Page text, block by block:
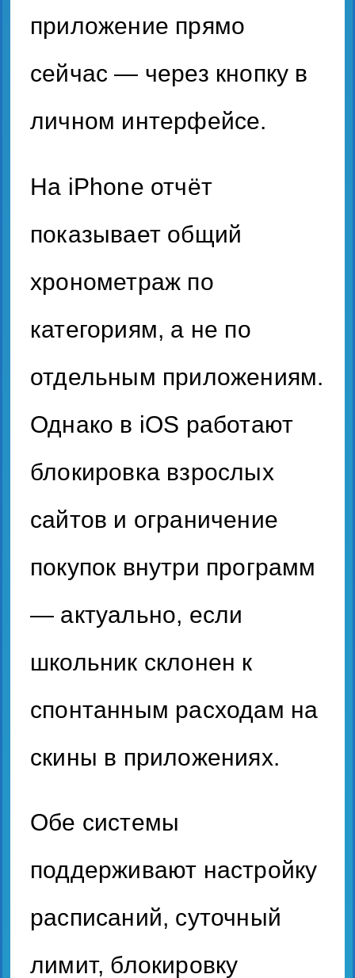
приложение прямо
сейчас — через кнопку в
личном интерфейсе.
На iPhone отчёт
показывает общий
хронометраж по
категориям, а не по
отдельным приложениям.
Однако в iOS работают
блокировка взрослых
сайтов и ограничение
покупок внутри программ
— актуально, если
школьник склонен к
спонтанным расходам на
скины в приложениях.
Обе системы
поддерживают настройку
расписаний, суточный
лимит, блокировку